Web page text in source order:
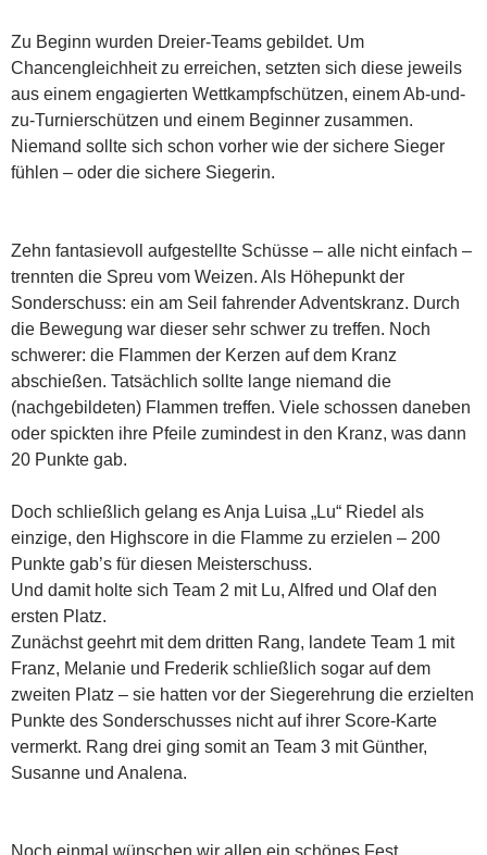
Zu Beginn wurden Dreier-Teams gebildet. Um
Chancengleichheit zu erreichen, setzten sich diese jeweils
aus einem engagierten Wettkampfschützen, einem Ab-und-
zu-Turnierschützen und einem Beginner zusammen.
Niemand sollte sich schon vorher wie der sichere Sieger
fühlen – oder die sichere Siegerin.
Zehn fantasievoll aufgestellte Schüsse – alle nicht einfach –
trennten die Spreu vom Weizen. Als Höhepunkt der
Sonderschuss: ein am Seil fahrender Adventskranz. Durch
die Bewegung war dieser sehr schwer zu treffen. Noch
schwerer: die Flammen der Kerzen auf dem Kranz
abschießen. Tatsächlich sollte lange niemand die
(nachgebildeten) Flammen treffen. Viele schossen daneben
oder spickten ihre Pfeile zumindest in den Kranz, was dann
20 Punkte gab.
Doch schließlich gelang es Anja Luisa „Lu“ Riedel als
einzige, den Highscore in die Flamme zu erzielen – 200
Punkte gab’s für diesen Meisterschuss.
Und damit holte sich Team 2 mit Lu, Alfred und Olaf den
ersten Platz.
Zunächst geehrt mit dem dritten Rang, landete Team 1 mit
Franz, Melanie und Frederik schließlich sogar auf dem
zweiten Platz – sie hatten vor der Siegerehrung die erzielten
Punkte des Sonderschusses nicht auf ihrer Score-Karte
vermerkt. Rang drei ging somit an Team 3 mit Günther,
Susanne und Analena.
Noch einmal wünschen wir allen ein schönes Fest,